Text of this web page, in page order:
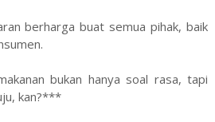
berharga buat semua pihak, baik
bukan hanya soal rasa, tapi
kan?***